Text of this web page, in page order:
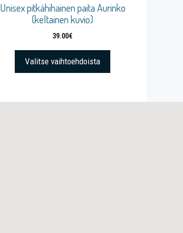
Unisex pitkähihainen paita Aurinko
(keltainen kuvio)
39.00€
Valitse vaihtoehdoista